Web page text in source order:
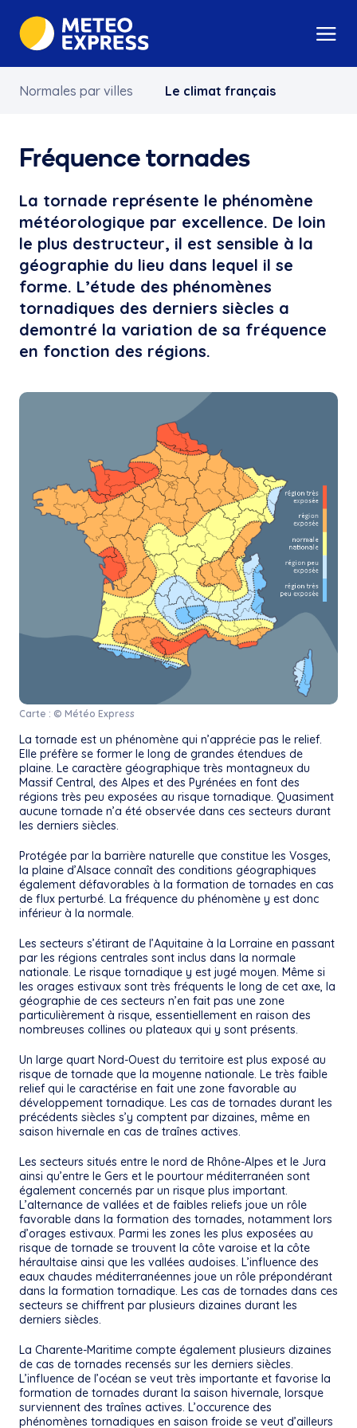
Normales par villes Le climat français
Fréquence tornades
La tornade représente le phénomène
météorologique par excellence. De loin
le plus destructeur, il est sensible à la
géographie du lieu dans lequel il se
forme. L’étude des phénomènes
tornadiques des derniers siècles a
demontré la variation de sa fréquence
en fonction des régions.
Carte : © Météo Express
La tornade est un phénomène qui n’apprécie pas le relief.
Elle préfère se former le long de grandes étendues de
plaine. Le caractère géographique très montagneux du
Massif Central, des Alpes et des Pyrénées en font des
régions très peu exposées au risque tornadique. Quasiment
aucune tornade n’a été observée dans ces secteurs durant
les derniers siècles.
Protégée par la barrière naturelle que constitue les Vosges,
la plaine d’Alsace connaît des conditions géographiques
également défavorables à la formation de tornades en cas
de flux perturbé. La fréquence du phénomène y est donc
inférieur à la normale.
Les secteurs s’étirant de l’Aquitaine à la Lorraine en passant
par les régions centrales sont inclus dans la normale
nationale. Le risque tornadique y est jugé moyen. Même si
les orages estivaux sont très fréquents le long de cet axe, la
géographie de ces secteurs n’en fait pas une zone
particulièrement à risque, essentiellement en raison des
nombreuses collines ou plateaux qui y sont présents.
Un large quart Nord-Ouest du territoire est plus exposé au
risque de tornade que la moyenne nationale. Le très faible
relief qui le caractérise en fait une zone favorable au
développement tornadique. Les cas de tornades durant les
précédents siècles s’y comptent par dizaines, même en
saison hivernale en cas de traînes actives.
Les secteurs situés entre le nord de Rhône-Alpes et le Jura
ainsi qu’entre le Gers et le pourtour méditerranéen sont
également concernés par un risque plus important.
L’alternance de vallées et de faibles reliefs joue un rôle
favorable dans la formation des tornades, notamment lors
d’orages estivaux. Parmi les zones les plus exposées au
risque de tornade se trouvent la côte varoise et la côte
héraultaise ainsi que les vallées audoises. L’influence des
eaux chaudes méditerranéennes joue un rôle prépondérant
dans la formation tornadique. Les cas de tornades dans ces
secteurs se chiffrent par plusieurs dizaines durant les
derniers siècles.
La Charente-Maritime compte également plusieurs dizaines
de cas de tornades recensés sur les derniers siècles.
L’influence de l’océan se veut très importante et favorise la
formation de tornades durant la saison hivernale, lorsque
surviennent des traînes actives. L’occurence des
phénomènes tornadiques en saison froide se veut d’ailleurs